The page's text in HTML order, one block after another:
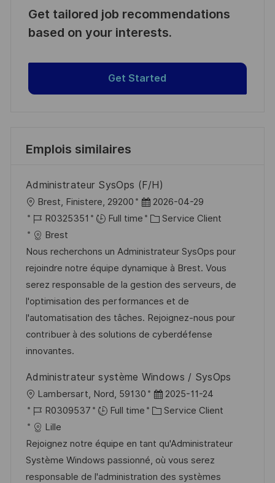
Get tailored job recommendations
based on your interests.
Get Started
Emplois similaires
Administrateur SysOps (F/H)
o
c
a
l
i
s
a
t
i
n
Brest, Finistere, 29200
D
a
e
d
’
a
f
f
h
a
g
2026-04-29
R
é
f
é
r
e
n
c
e
u
p
o
s
t
e
R0325351 Full time
C
t
é
g
o
r
Service Client
Brest
Nous recherchons un Administrateur SysOps pour
rejoindre notre équipe dynamique à Brest. Vous
serez responsable de la gestion des serveurs, de
l'optimisation des performances et de
l'automatisation des tâches. Rejoignez-nous pour
contribuer à des solutions de cyberdéfense
innovantes.
Administrateur système Windows / SysOps
o
c
a
l
i
Lambersart, Nord, 59130
D
a
e
d
’
2025-11-24
R
é
f
é
r
R0309537 Full time
C
t
é
g
Service Client
Lille
Rejoignez notre équipe en tant qu'Administrateur
Système Windows passionné, où vous serez
responsable de l'administration des systèmes